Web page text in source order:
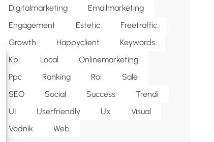
Digitalmarketing
Emailmarketing
Engagement
Estetic
Freetraffic
Growth
Happyclient
Keywords
Kpi
Local
Onlinemarketing
Ppc
Ranking Roi
Sale
SEO
Social Success
Trendi
UI
Userfriendly Ux
Visual
Vodnik
Web